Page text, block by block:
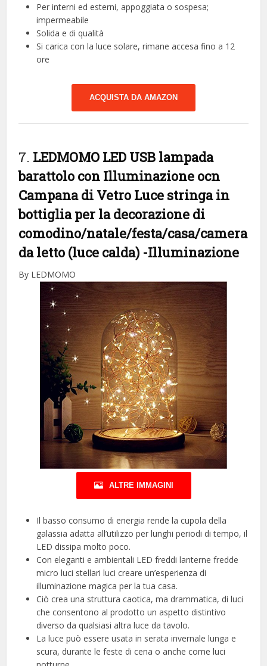
Per interni ed esterni, appoggiata o sospesa;
impermeabile
Solida e di qualità
Si carica con la luce solare, rimane accesa fino a 12
ore
ACQUISTA DA AMAZON
7. LEDMOMO LED USB lampada
barattolo con Illuminazione ocn
Campana di Vetro Luce stringa in
bottiglia per la decorazione di
comodino/natale/festa/casa/camera
da letto (luce calda) -Illuminazione
By LEDMOMO
ALTRE IMMAGINI
Il basso consumo di energia rende la cupola della
galassia adatta all’utilizzo per lunghi periodi di tempo, il
LED dissipa molto poco.
Con eleganti e ambientali LED freddi lanterne fredde
micro luci stellari luci creare un’esperienza di
illuminazione magica per la tua casa.
Ciò crea una struttura caotica, ma drammatica, di luci
che consentono al prodotto un aspetto distintivo
diverso da qualsiasi altra luce da tavolo.
La luce può essere usata in serata invernale lunga e
scura, durante le feste di cena o anche come luci